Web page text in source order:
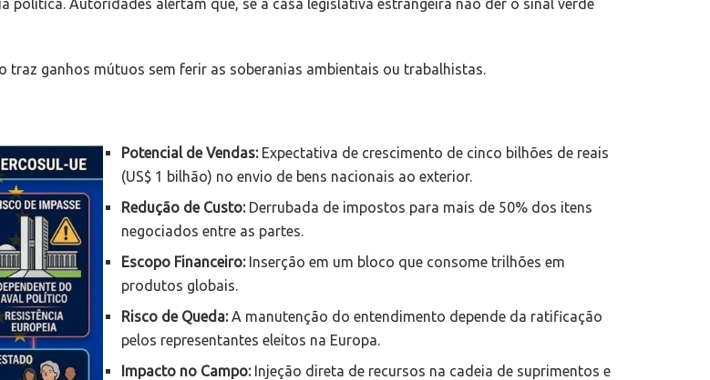
Autoridades alertam que, se a casa legislativa estrangeira não der o sinal verde
ganhos mútuos sem ferir as soberanias ambientais ou trabalhistas.
Potencial de Vendas:Expectativa de crescimento de cinco bilhões de reais
(US$ 1 bilhão) no envio de bens nacionais ao exterior.
Redução de Custo:Derrubada de impostos para mais de 50% dos itens
negociados entre as partes.
Escopo Financeiro:Inserção em um bloco que consome trilhões em
produtos globais.
Risco de Queda:A manutenção do entendimento depende da ratificação
pelos representantes eleitos na Europa.
Impacto no Campo:Injeção direta de recursos na cadeia de suprimentos e